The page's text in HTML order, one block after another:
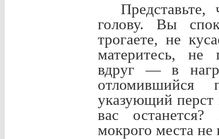
голову. Вы
трогаете, не
материтесь, не
вдруг — в
отломившийся
указующий
вас
мокрого места не